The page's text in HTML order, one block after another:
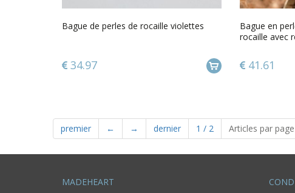
Bague de perles de rocaille violettes
34.97
Bague en
rocaille avec
41.61
premier ← → dernier 1 / 2 Articles par page
MADEHEART